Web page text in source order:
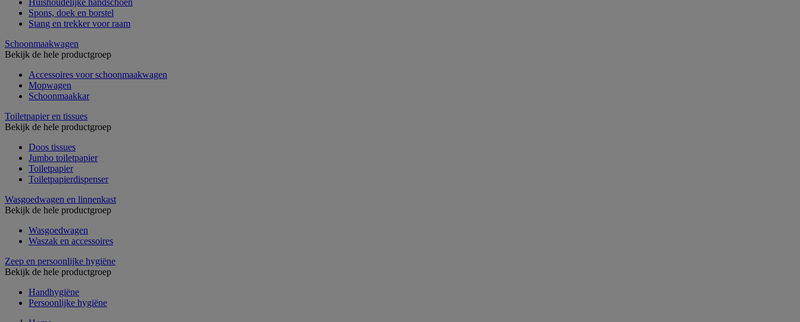
Spons, doek en borstel
Stang en trekker voor raam
Schoonmaakwagen
Bekijk de hele productgroep
Accessoires voor schoonmaakwagen
Mopwagen
Schoonmaakkar
Toiletpapier en tissues
Bekijk de hele productgroep
Doos tissues
Jumbo toiletpapier
Toiletpapier
Toiletpapierdispenser
Wasgoedwagen en linnenkast
Bekijk de hele productgroep
Wasgoedwagen
Waszak en accessoires
Zeep en persoonlijke hygiëne
Bekijk de hele productgroep
Handhygiëne
Persoonlijke hygiëne